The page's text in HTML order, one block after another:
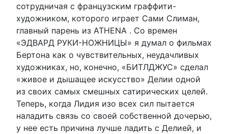
сотрудничая с французским граффити-
художником, которого играет Сами Слиман,
главный парень из ATHENA . Со времен
«ЭДВАРД РУКИ-НОЖНИЦЫ» я думал о фильмах
Бертона как о чувствительных, неудачливых
художниках, но, конечно, «БИТЛДЖУС» сделал
«живое и дышащее искусство» Делии одной
из своих самых смешных сатирических целей.
Теперь, когда Лидия изо всех сил пытается
наладить связь со своей собственной дочерью,
у нее есть причина лучше ладить с Делией, и